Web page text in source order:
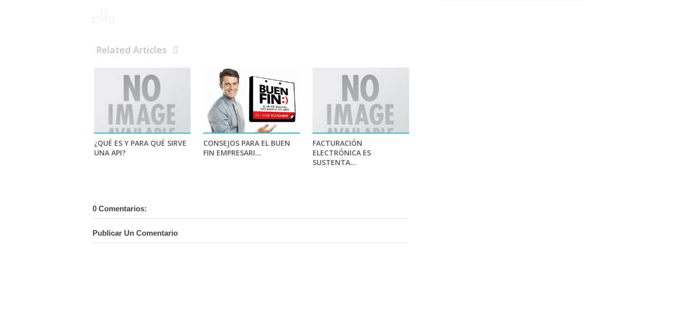
b
t
Related Articles
¿QUÉ ES Y PARA QUÉ SIRVE
UNA API?
CONSEJOS PARA EL BUEN
FIN EMPRESARI...
FACTURACIÓN
ELECTRÓNICA ES
SUSTENTA...
0 Comentarios:
Publicar Un Comentario